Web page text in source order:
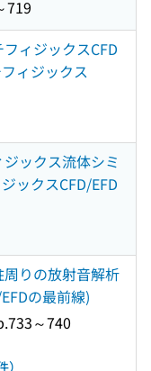
719
ィジックスCFD
ィジックス
ックス流体シミ
ックスCFD/EFD
りの放射音解析
の最前線)
～740